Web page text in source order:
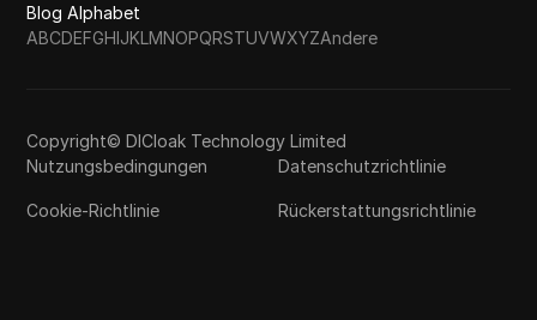
Blog Alphabet
ABCDEFGHIJKLMNOPQRSTUVWXYZAndere
Copyright© DICloak Technology Limited
Nutzungsbedingungen
Datenschutzrichtlinie
Cookie-Richtlinie Rückerstattungsrichtlinie